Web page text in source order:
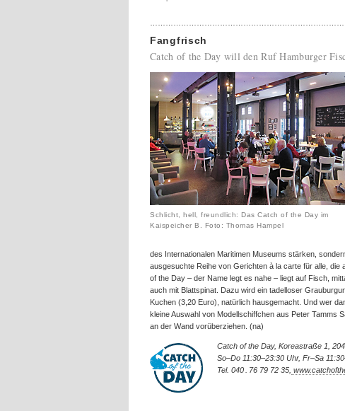
Fangfrisch
Catch of the Day will den Ruf Hamburger
Schlicht, hell, freundlich: Das Catch of the Day im
Kaispeicher B. Foto: Thomas Hampel
des Internationalen Maritimen Museums stärken,
ausgesuchte Reihe von Gerichten à la carte für alle,
of the Day – der Name legt es nahe – liegt auf Fisch,
auch mit Blattspinat. Dazu wird ein tadelloser
Kuchen (3,20 Euro), natürlich hausgemacht. Und wer
kleine Auswahl von Modellschiffchen aus Peter Tamms
an der Wand vorüberziehen. (na)
Catch of the Day, Koreastraße 1,
So–Do 11:30–23:30 Uhr, Fr–Sa
Tel. 040 . 76 79 72 35,